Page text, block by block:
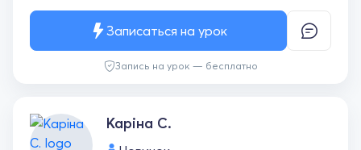
Запись на урок — бесплатно
Записаться на урок
Каріна С.